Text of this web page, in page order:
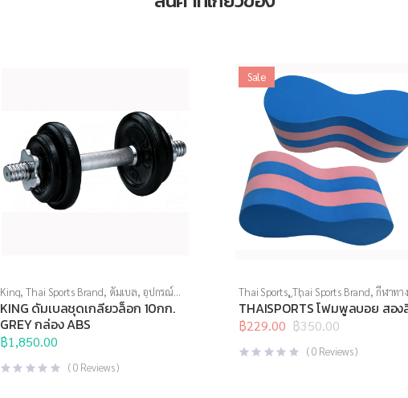
King,Thai Sports Brand, ดัมเบล, อุปกรณ์
บริหารกาย
KING ดัมเบลชุดเกลียวล็อก 10กก.
GREY กล่อง ABS
฿1,850.00
(0 Reviews )
Sale
Thai Sports,Thai Sports Brand, กีฬาทา
อุปกรณ์ทางน้ำอื่นๆ
THAISPORTS โฟมพูลบอย สอง
฿350.00
Original
price
was:
฿229.00
Current
price
is:
(0 Reviews )